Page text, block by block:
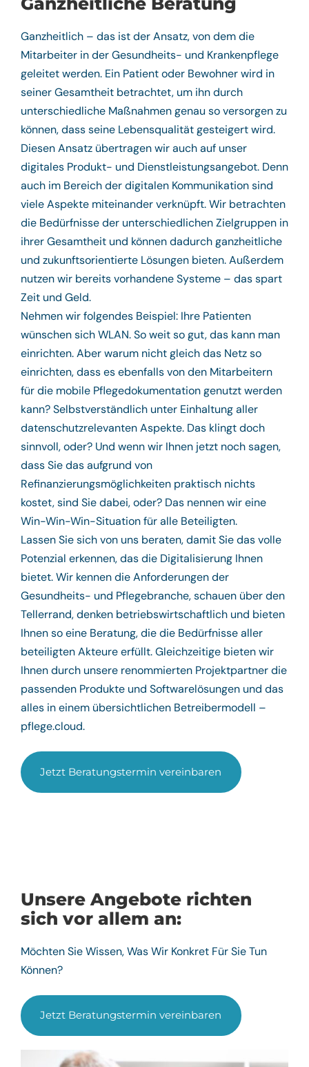
Ganzheitlich – das ist der Ansatz, von dem die
Mitarbeiter in der Gesundheits- und Krankenpflege
geleitet werden. Ein Patient oder Bewohner wird in
seiner Gesamtheit betrachtet, um ihn durch
unterschiedliche Maßnahmen genau so versorgen zu
können, dass seine Lebensqualität gesteigert wird.
Diesen Ansatz übertragen wir auch auf unser
digitales Produkt- und Dienstleistungsangebot. Denn
auch im Bereich der digitalen Kommunikation sind
viele Aspekte miteinander verknüpft. Wir betrachten
die Bedürfnisse der unterschiedlichen Zielgruppen in
ihrer Gesamtheit und können dadurch ganzheitliche
und zukunftsorientierte Lösungen bieten. Außerdem
nutzen wir bereits vorhandene Systeme – das spart
Zeit und Geld.
Nehmen wir folgendes Beispiel: Ihre Patienten
wünschen sich WLAN. So weit so gut, das kann man
einrichten. Aber warum nicht gleich das Netz so
einrichten, dass es ebenfalls von den Mitarbeitern
für die mobile Pflegedokumentation genutzt werden
kann? Selbstverständlich unter Einhaltung aller
datenschutzrelevanten Aspekte. Das klingt doch
sinnvoll, oder? Und wenn wir Ihnen jetzt noch sagen,
dass Sie das aufgrund von
Refinanzierungsmöglichkeiten praktisch nichts
kostet, sind Sie dabei, oder? Das nennen wir eine
Win-Win-Win-Situation für alle Beteiligten.
Lassen Sie sich von uns beraten, damit Sie das volle
Potenzial erkennen, das die Digitalisierung Ihnen
bietet. Wir kennen die Anforderungen der
Gesundheits- und Pflegebranche, schauen über den
Tellerrand, denken betriebswirtschaftlich und bieten
Ihnen so eine Beratung, die die Bedürfnisse aller
beteiligten Akteure erfüllt. Gleichzeitige bieten wir
Ihnen durch unsere renommierten Projektpartner die
passenden Produkte und Softwarelösungen und das
alles in einem übersichtlichen Betreibermodell –
pflege.cloud.
Jetzt Beratungstermin vereinbaren
Unsere Angebote richten
sich vor allem an:
Möchten Sie Wissen, Was Wir Konkret Für Sie Tun
Können?
Jetzt Beratungstermin vereinbaren